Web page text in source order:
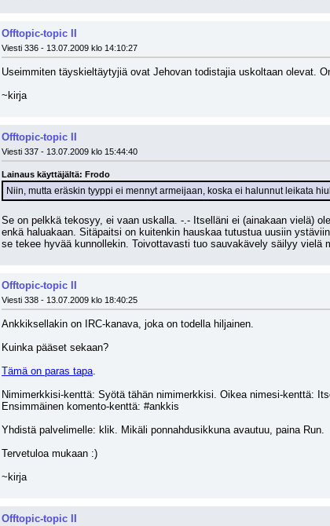
Offtopic-topic II
Viesti 336 - 13.07.2009 klo 14:10:27
Useimmiten täyskieltäytyjiä ovat Jehovan todistajia uskoltaan olevat.
~kirja
Offtopic-topic II
Viesti 337 - 13.07.2009 klo 15:44:40
Lainaus käyttäjältä: Frodo
Niin, mutta eräskin tyyppi ei mennyt armeijaan, koska ei halunnut leikata
Se on pelkkä tekosyy, ei vaan uskalla. -.- Itselläni ei (ainakaan vielä)
enkä haluakaan. Sitäpaitsi on kuitenkin hauskaa tutustua uusiin
se tekee hyvää kunnollekin. Toivottavasti tuo sauvakävely säilyy
Offtopic-topic II
Viesti 338 - 13.07.2009 klo 18:40:25
Ankkiksellakin on IRC-kanava, joka on todella hiljainen.
Kuinka pääset sekaan?
Tämä on paras tapa.
Nimimerkkisi-kenttä: Syötä tähän nimimerkkisi. Oikea nimesi-kenttä:
Ensimmäinen komento-kenttä: #ankkis
Yhdistä palvelimelle: klik. Mikäli ponnahdusikkuna avautuu, paina Run.
Tervetuloa mukaan :)
~kirja
Offtopic-topic II